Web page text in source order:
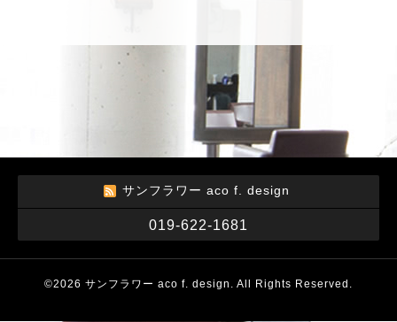
サンフラワー aco f. design
019-622-1681
©2026 サンフラワー aco f. design . All Rights Reserved.